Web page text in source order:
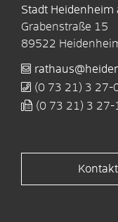
Stadt Heidenheim
Grabenstraße 15
89522
(0 73 21) 3 27-
(0 73 21) 3 27-
Kontakt